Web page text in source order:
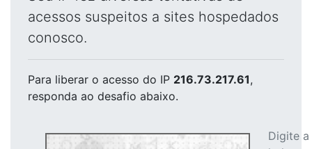
acessos suspeitos a sites hospedados
conosco.
Para liberar o acesso do IP 216.73.217.61,
responda ao desafio abaixo.
Digite